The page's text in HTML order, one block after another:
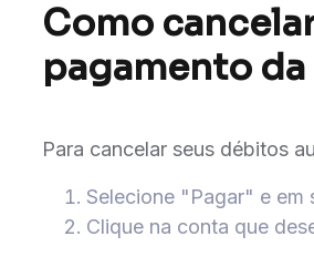
Como
pagamento da
Para cancelar seus débitos
Selecione "Pagar" e
Clique na conta que